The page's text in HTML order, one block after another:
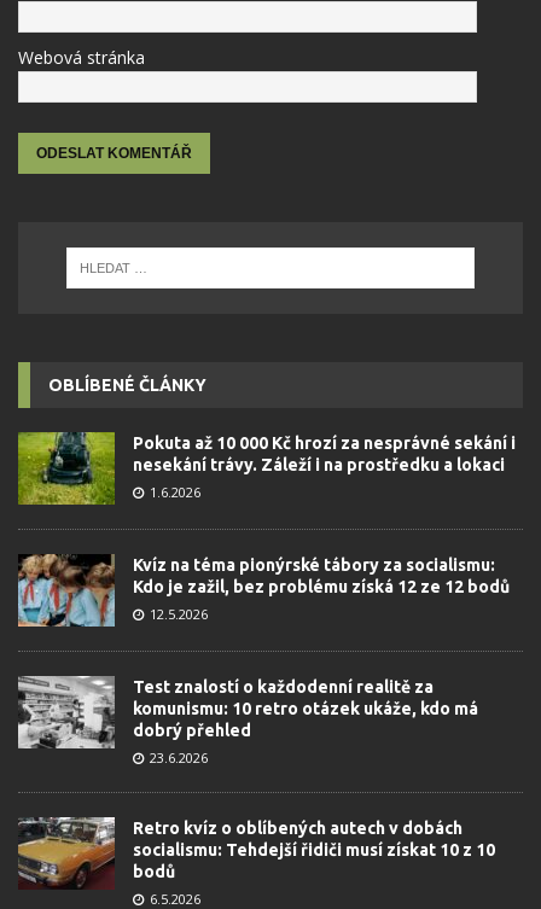
Webová stránka
OBLÍBENÉ ČLÁNKY
Pokuta až 10 000 Kč hrozí za nesprávné sekání i
nesekání trávy. Záleží i na prostředku a lokaci
1.6.2026
Kvíz na téma pionýrské tábory za socialismu:
Kdo je zažil, bez problému získá 12 ze 12 bodů
12.5.2026
Test znalostí o každodenní realitě za
komunismu: 10 retro otázek ukáže, kdo má
dobrý přehled
23.6.2026
Retro kvíz o oblíbených autech v dobách
socialismu: Tehdejší řidiči musí získat 10 z 10
bodů
6.5.2026